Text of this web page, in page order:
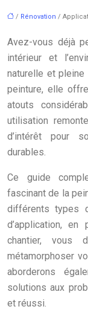
/ Rénovation /
Avez-vous déjà
intérieur et
naturelle et pleine
peinture, elle
atouts
utilisation
d’intérêt pour
durables.
Ce guide
fascinant de la
différents types
d’application,
chantier, vous
métamorphoser
aborderons
solutions aux
et réussi.